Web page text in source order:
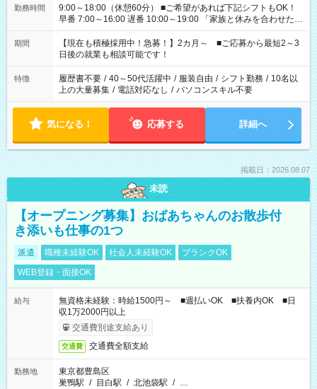
勤務時間
9:00～18:00（休憩60分） ■ご希望があれば下記シフトもOK！
早番 7:00～16:00 遅番 10:00～19:00 「家族と休みを合わせた
い」 「余裕を持って夕飯の準備がしたい」 「できれば残業はし
たくない」 など、ご希望を教えてくださいね。 ※Wワーク希望
の方へ 今ご覧のお仕事で希望する勤務時間と、もう1つのお仕事
の勤務時間。 合計で週40時間を超える場合は応募できません。
期間
【現在も積極採用中！急募！】2カ月～ ■ご応募から最短2～3
日後の就業も相談可能です！
特徴 履歴書不要 / 40～50代活躍中 / 服装自由 / シフト勤務 / 10名以
上の大量募集 / 電話対応なし / パソコンスキル不要
気になる！ 応募する 詳細へ
掲載日：2026.08.07
未読
【オープニング募集】おばあちゃんのお散歩付
き添いも仕事の1つ
派遣 職種未経験OK 社会人未経験OK
ブランクOK
WEB登録・面接OK
給与
無資格未経験：時給1500円～ ■週払いOK ■扶養内OK ■日
収1万2000円以上
交通費別途支給あり
交通費 交通費全額支給
勤務地
東京都豊島区
巣鴨駅 / 目白駅 / 北池袋駅 / …